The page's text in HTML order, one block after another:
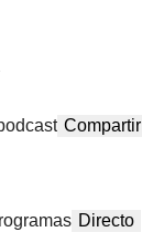
Compartir
Directo